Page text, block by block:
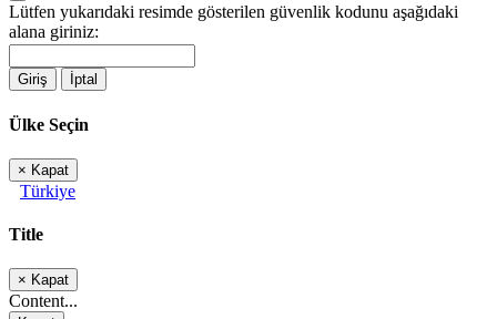
Lütfen yukarıdaki resimde gösterilen güvenlik kodunu aşağıdaki
alana giriniz:
Giriş İptal
Ülke Seçin
× Kapat
Türkiye
Title
× Kapat
Content...